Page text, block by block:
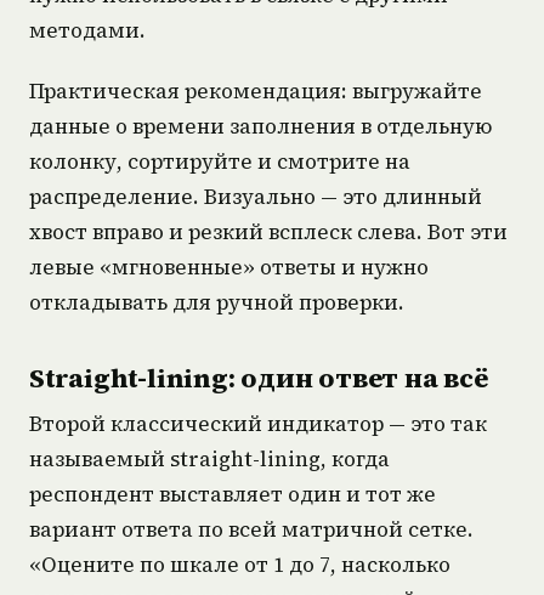
методами.
Практическая рекомендация: выгружайте
данные о времени заполнения в отдельную
колонку, сортируйте и смотрите на
распределение. Визуально — это длинный
хвост вправо и резкий всплеск слева. Вот эти
левые «мгновенные» ответы и нужно
откладывать для ручной проверки.
Straight-lining: один ответ на всё
Второй классический индикатор — это так
называемый straight-lining, когда
респондент выставляет один и тот же
вариант ответа по всей матричной сетке.
«Оцените по шкале от 1 до 7, насколько